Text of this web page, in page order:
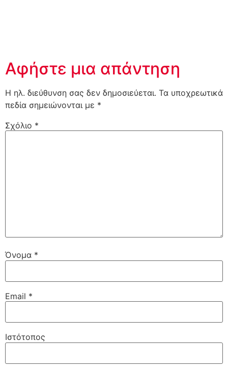
Αφήστε μια απάντηση
Η ηλ. διεύθυνση σας δεν δημοσιεύεται. Τα υποχρεωτικά
πεδία σημειώνονται με *
Σχόλιο *
Όνομα *
Email *
Ιστότοπος